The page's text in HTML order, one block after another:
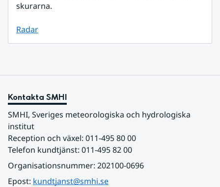
skurarna.
Radar
Kontakta SMHI
SMHI, Sveriges meteorologiska och hydrologiska
institut
Reception och växel: 011-495 80 00
Telefon kundtjänst: 011-495 82 00
Organisationsnummer: 202100-0696
Epost: kundtjanst@smhi.se